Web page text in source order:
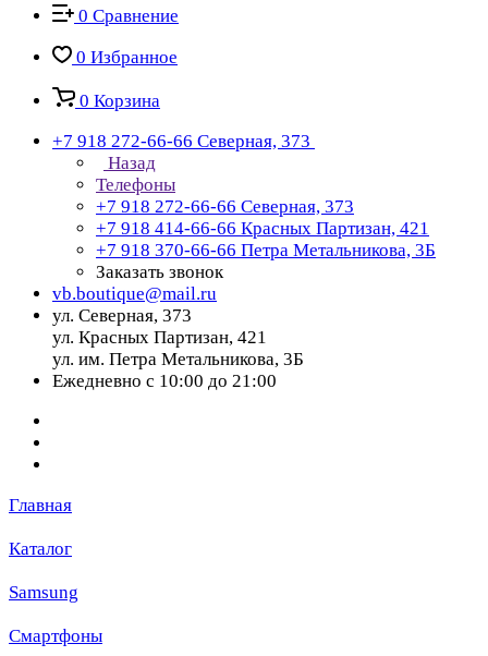
0 Сравнение
0 Избранное
0 Корзина
+7 918 272-66-66 Северная, 373
Назад
Телефоны
+7 918 272-66-66 Северная, 373
+7 918 414-66-66 Красных Партизан, 421
+7 918 370-66-66 Петра Метальникова, 3Б
Заказать звонок
vb.boutique@mail.ru
ул. Северная, 373
ул. Красных Партизан, 421
ул. им. Петра Метальникова, 3Б
Ежедневно с 10:00 до 21:00
Главная
Каталог
Samsung
Смартфоны